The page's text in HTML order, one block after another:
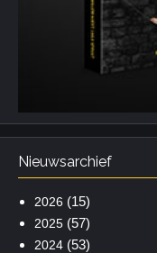
Nieuwsarchief
2026 (15)
2025(57)
2024(53)